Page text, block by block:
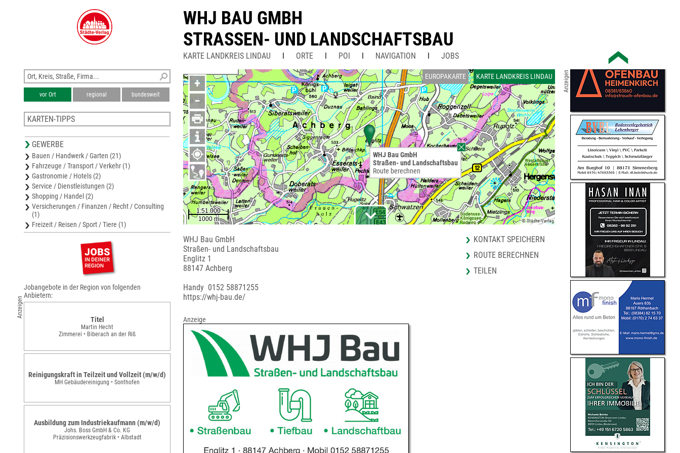
WHJ BAU GMBH
STRASSEN- UND LANDSCHAFTSBAU
KARTE LANDKREIS LINDAU ORTE POI NAVIGATION JOBS
EUROPAKARTE KARTE LANDKREIS LINDAU
+
−
© Städte-Verlag
WHJ Bau GmbH
Straßen- und Landschaftsbau
Route berechnen
WHJ Bau GmbH
Straßen- und Landschaftsbau
Englitz 1
88147 Achberg
Handy 0152 58871255
https://whj-bau.de/
KONTAKT SPEICHERN
ROUTE BERECHNEN
TEILEN
Anzeige
vor Ort regional bundesweit
KARTEN-TIPPS
Stadtplan Wangen (Allgäu)
Stadtplan Kressbronn
Stadtplan Tettnang
Stadtplan Lindenberg im Allgäu
GEWERBE
Bauen / Handwerk / Garten (21)
Fahrzeuge / Transport / Verkehr (1)
Gastronomie / Hotels (2)
Service / Dienstleistungen (2)
Shopping / Handel (2)
Versicherungen / Finanzen / Recht / Consulting
(1)
Freizeit / Reisen / Sport / Tiere (1)
Anzeigen
Jobangebote in der Region von folgenden
Anbietern:
Titel
Martin Hecht
Zimmerei • Biberach an der Riß
Reinigungskraft in Teilzeit und Vollzeit (m/w/d)
MH Gebäudereinigung • Sonthofen
Ausbildung zum Industriekaufmann (m/w/d)
Johs. Boss GmbH & Co. KG
Präzisionswerkzeugfabrik • Albstadt
Anzeigen